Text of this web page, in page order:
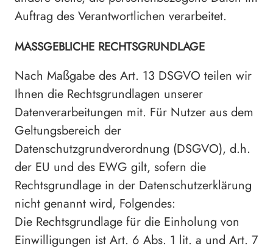
Auftrag des Verantwortlichen verarbeitet.
MASSGEBLICHE RECHTSGRUNDLAGE
Nach Maßgabe des Art. 13 DSGVO teilen wir
Ihnen die Rechtsgrundlagen unserer
Datenverarbeitungen mit. Für Nutzer aus dem
Geltungsbereich der
Datenschutzgrundverordnung (DSGVO), d.h.
der EU und des EWG gilt, sofern die
Rechtsgrundlage in der Datenschutzerklärung
nicht genannt wird, Folgendes:
Die Rechtsgrundlage für die Einholung von
Einwilligungen ist Art. 6 Abs. 1 lit. a und Art. 7